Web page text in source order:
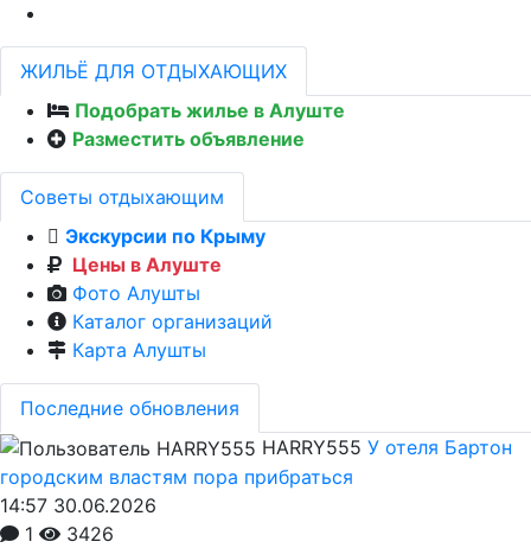
ЖИЛЬЁ ДЛЯ ОТДЫХАЮЩИХ
Подобрать жилье в Алуште
Разместить объявление
Советы отдыхающим
Экскурсии по Крыму
Цены в Алуште
Фото Алушты
Каталог организаций
Карта Алушты
Последние обновления
HARRY555 У отеля Бартон
городским властям пора прибраться
14:57 30.06.2026
1
3426